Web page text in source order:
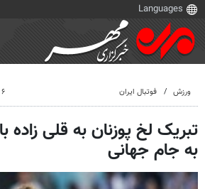
ورزش فوتبال ایران ۶ فروردین ۱۴۰۴، ۱۴:۱۷
تبریک لخ پوزنان به قلی زاده
به جام جهانی